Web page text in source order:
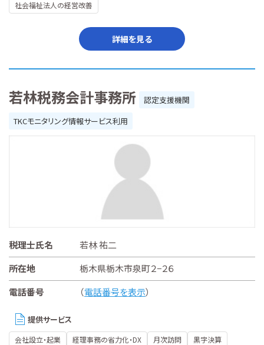
社会福祉法人の経営改善
詳細を見る
若林税務会計事務所
認定支援機関
TKCモニタリング情報サービス利用
税理士氏名
若林 祐二
所在地
栃木県栃木市泉町２−２６
電話番号
（電話番号を表示）
提供サービス
会社設立・起業 経理事務の省力化・DX 月次訪問
黒字決算